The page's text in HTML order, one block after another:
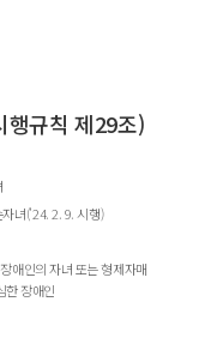
행규칙 제29조)
녀(’24. 2. 9. 시행)
애인의 자녀 또는 형제자매
한 장애인